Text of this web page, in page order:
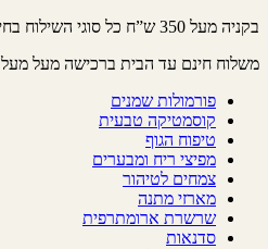
דלג
בקניה מעל 350 ש”ח כל סוגי השילוח בחינם.
משלוח חינם עד הבית ברכישה מעל מעל 400 ש”ח
פורמולות שמנים
קוסמטיקה טבעית
טיפוח הגוף
מפיצי ריח ומבערים
צמחים לטיהור
מארזי מתנה
שרשרת ארומתרפית
סדנאות